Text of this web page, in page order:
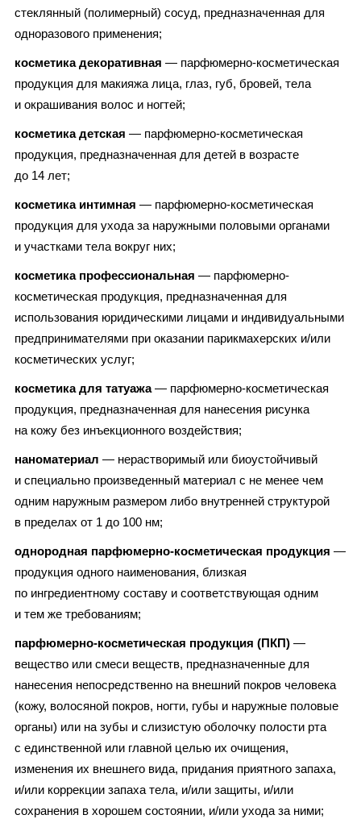
стеклянный (полимерный) сосуд, предназначенная для
одноразового применения;
косметика декоративная — парфюмерно-косметическая
продукция для макияжа лица, глаз, губ, бровей, тела
и окрашивания волос и ногтей;
косметика детская — парфюмерно-косметическая
продукция, предназначенная для детей в возрасте
до 14 лет;
косметика интимная — парфюмерно-косметическая
продукция для ухода за наружными половыми органами
и участками тела вокруг них;
косметика профессиональная — парфюмерно-
косметическая продукция, предназначенная для
использования юридическими лицами и индивидуальными
предпринимателями при оказании парикмахерских и/или
косметических услуг;
косметика для татуажа— парфюмерно-косметическая
продукция, предназначенная для нанесения рисунка
на кожу без инъекционного воздействия;
наноматериал — нерастворимый или биоустойчивый
и специально произведенный материал с не менее чем
одним наружным размером либо внутренней структурой
в пределах от 1 до 100 нм;
однородная парфюмерно-косметическая продукция —
продукция одного наименования, близкая
по ингредиентному составу и соответствующая одним
и тем же требованиям;
парфюмерно-косметическая продукция (ПКП) —
вещество или смеси веществ, предназначенные для
нанесения непосредственно на внешний покров человека
(кожу, волосяной покров, ногти, губы и наружные половые
органы) или на зубы и слизистую оболочку полости рта
с единственной или главной целью их очищения,
изменения их внешнего вида, придания приятного запаха,
и/или коррекции запаха тела, и/или защиты, и/или
сохранения в хорошем состоянии, и/или ухода за ними;